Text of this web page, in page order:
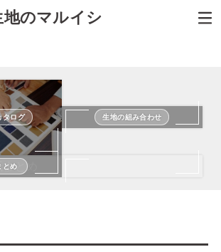
のマルイシ
タログ 生地の組み合わせ
とめ